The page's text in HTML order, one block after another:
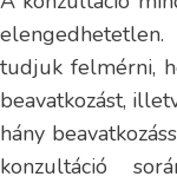
tudjuk felmérni,
beavatkozást,
hány
konzultáció